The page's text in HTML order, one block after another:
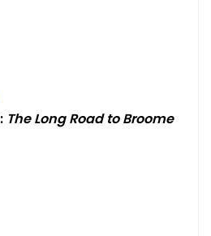
The Long Road to Broome